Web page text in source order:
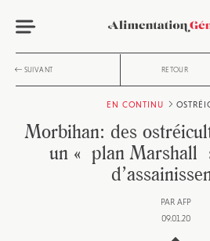
SUIVANT RETOUR
EN CONTINU
Morbihan: des
un « plan Marshall
PAR AFP
09.01.20